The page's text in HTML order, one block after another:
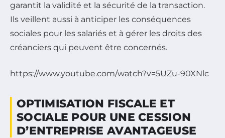
garantit la validité et la sécurité de la transaction.
Ils veillent aussi à anticiper les conséquences
sociales pour les salariés et à gérer les droits des
créanciers qui peuvent être concernés.
https://www.youtube.com/watch?v=5UZu-90XNlc
OPTIMISATION FISCALE ET
SOCIALE POUR UNE CESSION
D’ENTREPRISE AVANTAGEUSE